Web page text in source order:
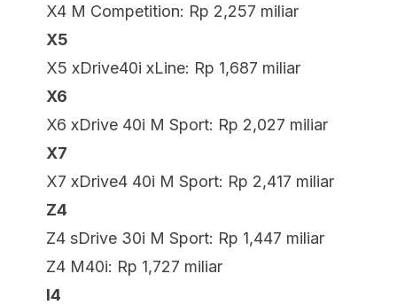
X4 M Competition: Rp 2,257 miliar
X5
X5 xDrive40i xLine: Rp 1,687 miliar
X6
X6 xDrive 40i M Sport: Rp 2,027 miliar
X7
X7 xDrive4 40i M Sport: Rp 2,417 miliar
Z4
Z4 sDrive 30i M Sport: Rp 1,447 miliar
Z4 M40i: Rp 1,727 miliar
I4